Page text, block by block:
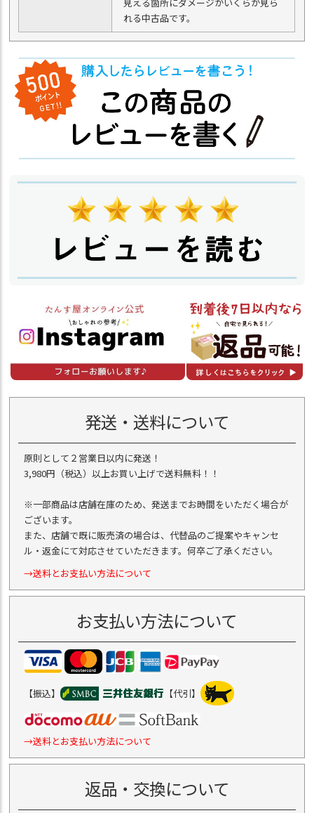
れる中古品です。
発送・送料について
原則として２営業日以内に発送！
3,980円（税込）以上お買い上げで送料無料！！
※一部商品は店舗在庫のため、発送までお時間をいただく場合が
ございます。
また、店舗で既に販売済の場合は、代替品のご提案やキャンセ
ル・返金にて対応させていただきます。何卒ご了承ください。
→送料とお支払い方法について
お支払い方法について
【振込】 【代引】
→送料とお支払い方法について
返品・交換について